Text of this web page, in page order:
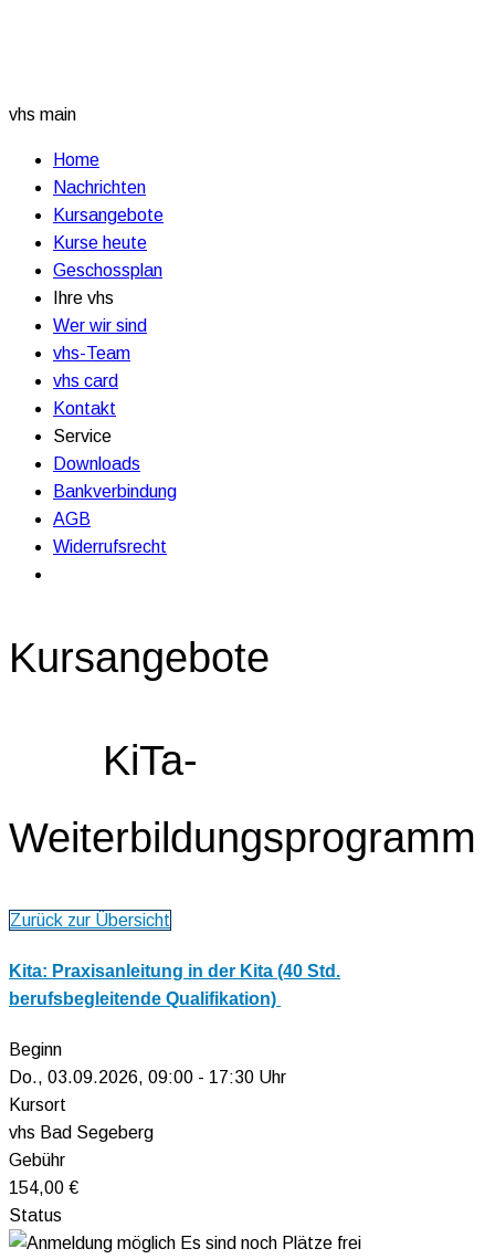
vhs main
Home
Nachrichten
Kursangebote
Kurse heute
Geschossplan
Ihre vhs
Wer wir sind
vhs-Team
vhs card
Kontakt
Service
Downloads
Bankverbindung
AGB
Widerrufsrecht
Kursangebote
KiTa-
Weiterbildungsprogramm
Zurück zur Übersicht
Kita: Praxisanleitung in der Kita (40 Std.
berufsbegleitende Qualifikation)
Beginn
Do., 03.09.2026, 09:00 - 17:30 Uhr
Kursort
vhs Bad Segeberg
Gebühr
154,00 €
Status
Es sind noch Plätze frei